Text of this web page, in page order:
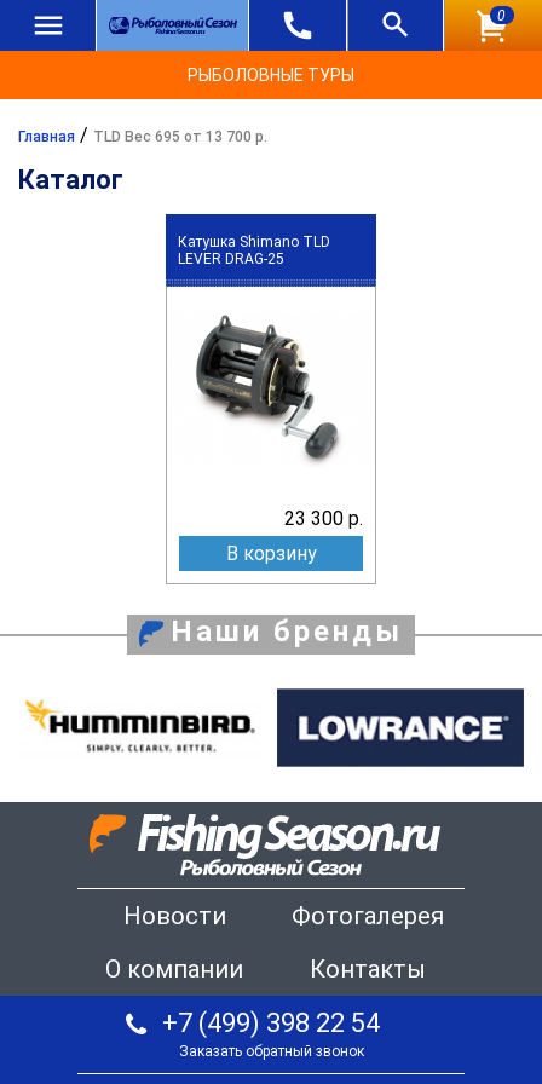
0
РЫБОЛОВНЫЕ ТУРЫ
Главная / TLD Вес 695 от 13 700 р.
Каталог
Катушка Shimano TLD
LEVER DRAG-25
23 300 р.
В корзину
Наши бренды
Новости
Фотогалерея
О компании
Контакты
+7 (499) 398 22 54
Заказать обратный звонок